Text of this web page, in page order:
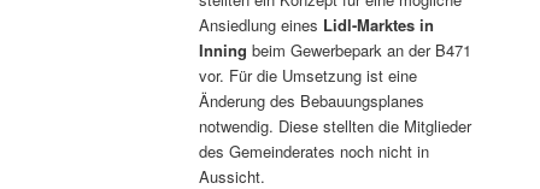
Ansiedlung eines Lidl-Marktes in
Inning beim Gewerbepark an der B471
vor. Für die Umsetzung ist eine
Änderung des Bebauungsplanes
notwendig. Diese stellten die Mitglieder
des Gemeinderates noch nicht in
Aussicht.